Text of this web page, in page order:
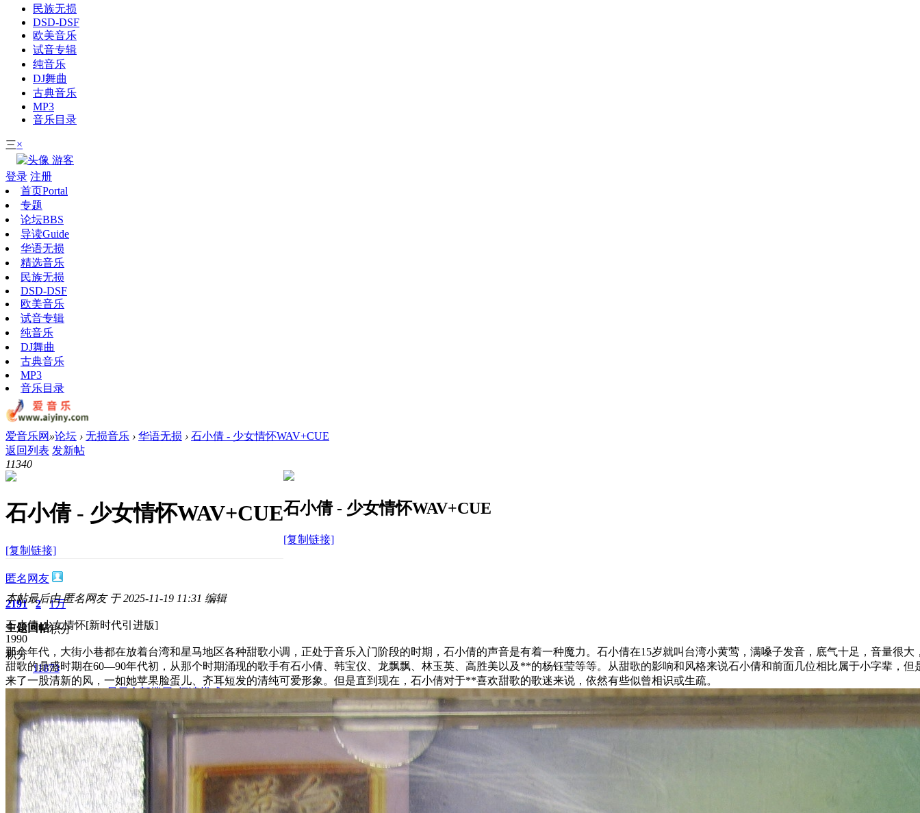
民族无损
DSD-DSF
欧美音乐
试音专辑
纯音乐
DJ舞曲
古典音乐
MP3
音乐目录
三×
游客
登录 注册
首页Portal
专题
论坛BBS
导读Guide
华语无损
精选音乐
民族无损
DSD-DSF
欧美音乐
试音专辑
纯音乐
DJ舞曲
古典音乐
MP3
音乐目录
爱音乐网 »论坛 › 无损音乐 › 华语无损 › 石小倩 - 少女情怀WAV+CUE
返回列表 发新帖
11340
石小倩 - 少女情怀WAV+CUE
[复制链接]
石小倩 - 少女情怀WAV+CUE
[复制链接]
匿名网友
2191
主题
2
回帖
1万
积分
积分
11873
2025-11-19 10:21:07 / 显示全部楼层 /阅读模式
1134
本帖最后由 匿名网友 于 2025-11-19 11:31 编辑
石小倩-少女情怀[新时代引进版]
1990
那个年代，大街小巷都在放着台湾和星马地区各种甜歌小调，正处于音乐入门阶段的时期，石小倩的声音是有着一种魔力。石小倩在15岁就叫台湾小黄莺，满嗓子发音，底气十足，音量
甜歌的鼎盛时期在60—90年代初，从那个时期涌现的歌手有石小倩、韩宝仪、龙飘飘、林玉英、高胜美以及**的杨钰莹等等。从甜歌的影响和风格来说石小倩和前面几位相比属于小字辈，
来了一股清新的风，一如她苹果脸蛋儿、齐耳短发的清纯可爱形象。但是直到现在，石小倩对于**喜欢甜歌的歌迷来说，依然有些似曾相识或生疏。